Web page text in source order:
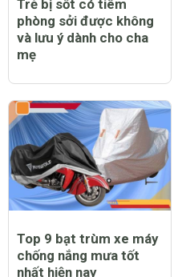
Trẻ bị sốt có tiêm
phòng sởi được không
và lưu ý dành cho cha
mẹ